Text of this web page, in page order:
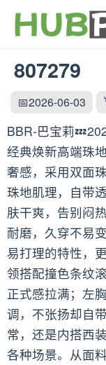
807279
📅2026-06-03
BBR-巴宝莉
经典焕新高端珠
奢感，采用双面
珠地肌理，自带
肤干爽，告别闷
耐磨，久穿不易
易打理的特性，
领搭配撞色条纹
正式感拉满；左
调，不张扬却自
常，还是内搭西
各种场景。从面